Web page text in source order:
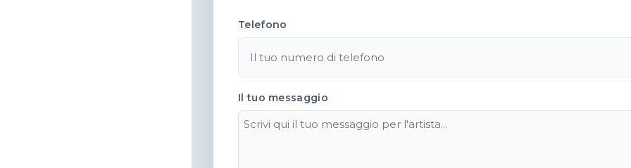
Telefono
Il tuo messaggio